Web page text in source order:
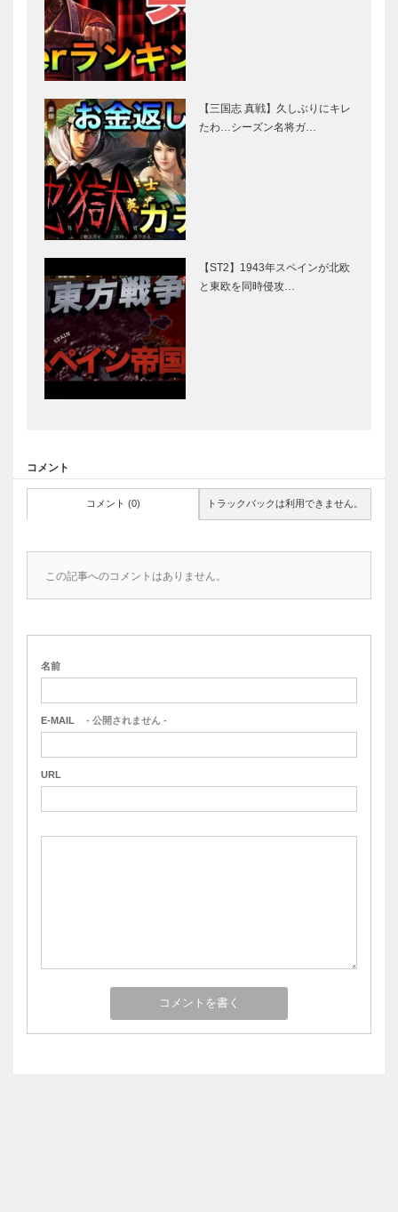
【三国志 真戦】久しぶりにキレ
たわ…シーズン名将ガ…
【ST2】1943年スペインが北欧
と東欧を同時侵攻…
コメント
コメント (0) トラックバックは利用できません。
この記事へのコメントはありません。
名前
E-MAIL - 公開されません -
URL